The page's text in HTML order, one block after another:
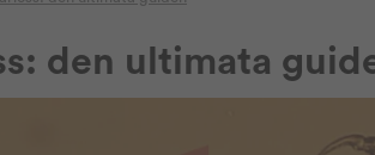
den ultimata